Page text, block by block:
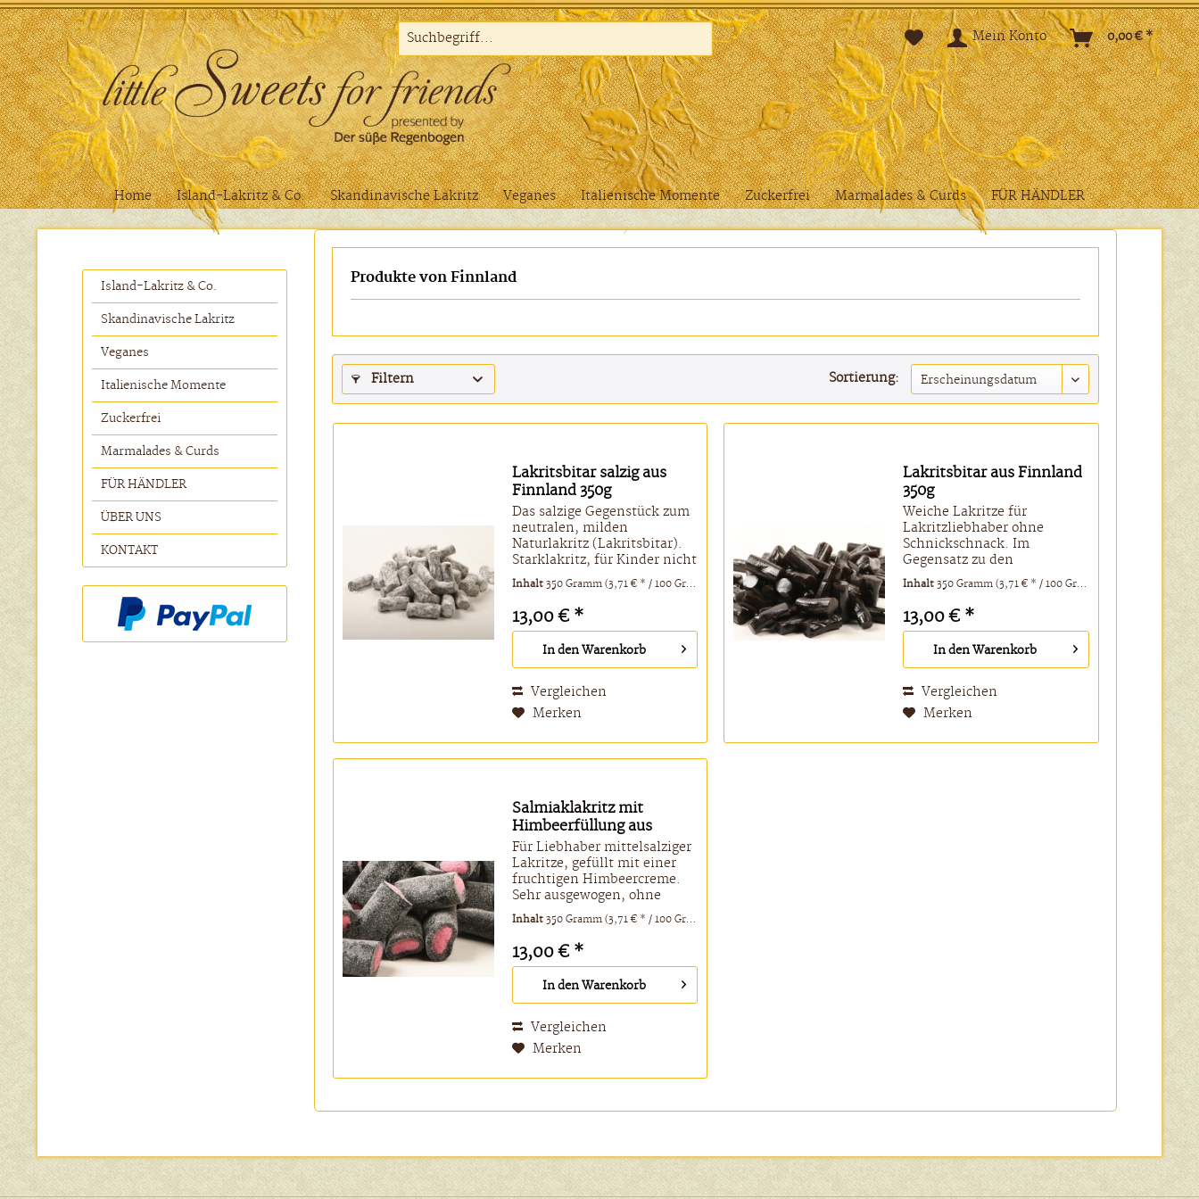
Mein Konto 0,00 € *
Home Island-Lakritz & Co. Skandinavische Lakritz Veganes Italienische Momente Zuckerfrei Marmalades & Curds FÜR HÄNDLER
Island-Lakritz & Co.
Skandinavische Lakritz
Veganes
Italienische Momente
Zuckerfrei
Marmalades & Curds
FÜR HÄNDLER
ÜBER UNS
KONTAKT
Produkte von Finnland
Filtern Sortierung:
Lakritsbitar salzig aus
Finnland 350g
Das salzige Gegenstück zum
neutralen, milden
Naturlakritz (Lakritsbitar).
Starklakritz, für Kinder nicht
geeignet! Zutaten:
Zuckersirup, Weizenmehl ,
Salmiaksalz
(Ammoniumchlorid)
9,6%, Zucker,
Süßholzwurzelextrakt,
Feuchthaltemittel...
Inhalt 350 Gramm (3,71 € * / 100 Gramm)
13,00 € *
In denWarenkorb
Vergleichen
Merken
Lakritsbitar aus Finnland
350g
Weiche Lakritze für
Lakritzliebhaber ohne
Schnickschnack. Im
Gegensatz zu den
Isländischen Skugga Bitar
wesentlich weicher, aber
auch aromatischer. Bleibt
gern mal an den Zähnen
hängen, entschädigt aber
mit einem lang
anhaltenden,...
Inhalt 350 Gramm (3,71 € * / 100 Gramm)
13,00 € *
In den Warenkorb
Vergleichen
Merken
Salmiaklakritz mit
Himbeerfüllung aus
Finnland...
Für Liebhaber mittelsalziger
Lakritze, gefüllt mit einer
fruchtigen Himbeercreme.
Sehr ausgewogen, ohne
Schokolade. Zutaten: Zucker,
Weizen mehl,
Zuckermelasse,
Glukosesirup, Salmiaksalz
(Ammoniumchlorid),
Pflanzenfett (Shea,
Kokosnuss),...
Inhalt 350 Gramm (3,71 € * / 100 Gramm)
13,00 € *
In denWarenkorb
Vergleichen
Merken